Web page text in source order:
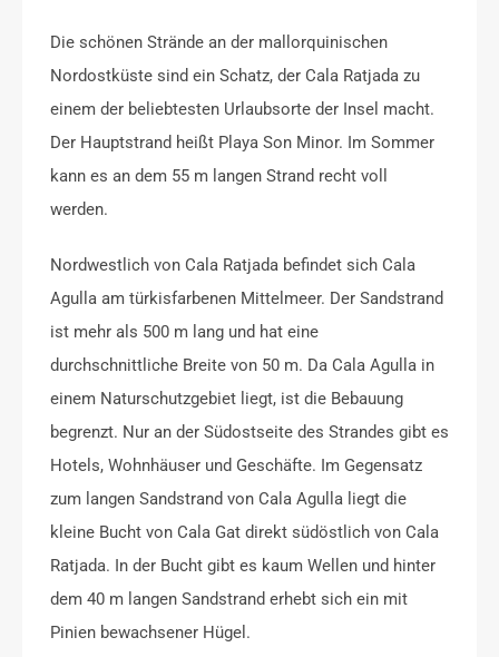
Die schönen Strände an der mallorquinischen
Nordostküste sind ein Schatz, der Cala Ratjada zu
einem der beliebtesten Urlaubsorte der Insel macht.
Der Hauptstrand heißt Playa Son Minor. Im Sommer
kann es an dem 55 m langen Strand recht voll
werden.
Nordwestlich von Cala Ratjada befindet sich Cala
Agulla am türkisfarbenen Mittelmeer. Der Sandstrand
ist mehr als 500 m lang und hat eine
durchschnittliche Breite von 50 m. Da Cala Agulla in
einem Naturschutzgebiet liegt, ist die Bebauung
begrenzt. Nur an der Südostseite des Strandes gibt es
Hotels, Wohnhäuser und Geschäfte. Im Gegensatz
zum langen Sandstrand von Cala Agulla liegt die
kleine Bucht von Cala Gat direkt südöstlich von Cala
Ratjada. In der Bucht gibt es kaum Wellen und hinter
dem 40 m langen Sandstrand erhebt sich ein mit
Pinien bewachsener Hügel.